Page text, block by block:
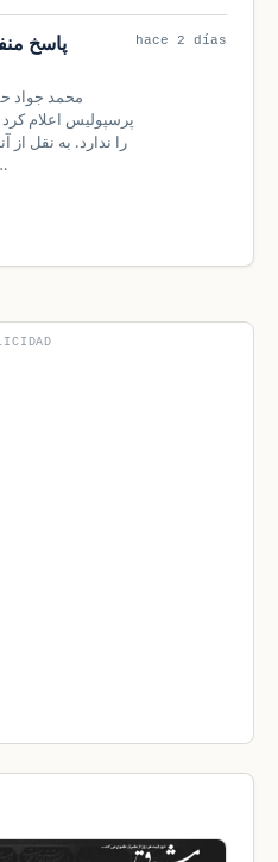
پاسخ
محمد جواد
پرسپولیس اعلام
را ندارد. به نقل از
نقل و
hace 2 días